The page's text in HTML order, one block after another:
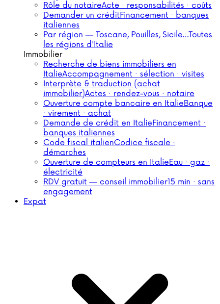
Rôle du notaireActe · responsabilités · coûts
Demander un créditFinancement · banques
italiennes
Par région — Toscane, Pouilles, Sicile…Toutes
les régions d'Italie
Immobilier
Recherche de biens immobiliers en
ItalieAccompagnement · sélection · visites
Interprète & traduction (achat
immobilier)Actes · rendez-vous · notaire
Ouverture compte bancaire en ItalieBanque
· virement · achat
Demande de crédit en ItalieFinancement ·
banques italiennes
Code fiscal italienCodice fiscale ·
démarches
Ouverture de compteurs en ItalieEau · gaz ·
électricité
RDV gratuit — conseil immobilier15 min · sans
engagement
Expat